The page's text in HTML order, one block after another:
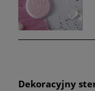
Dekoracyjny